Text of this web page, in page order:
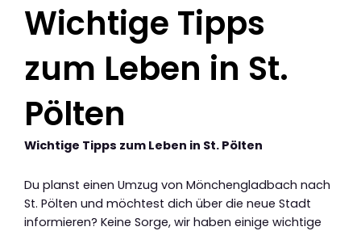
Wichtige Tipps
zum Leben in St.
Pölten
Wichtige Tipps zum Leben in St. Pölten
Du planst einen Umzug von Mönchengladbach nach
St. Pölten und möchtest dich über die neue Stadt
informieren? Keine Sorge, wir haben einige wichtige